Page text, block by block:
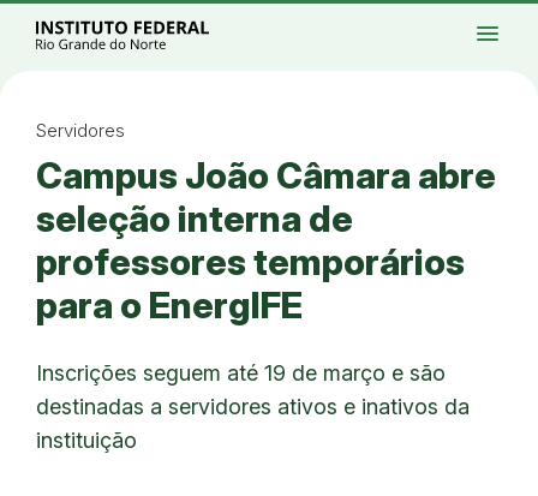
Ir para a página inicial
Ir para a busca
Alto contraste
Login da Área Administrativa
Acessibilidade
menu
Servidores
Campus João Câmara abre
seleção interna de
professores temporários
para o EnergIFE
Inscrições seguem até 19 de março e são
destinadas a servidores ativos e inativos da
instituição